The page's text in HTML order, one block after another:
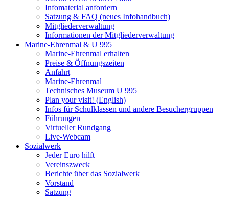
Infomaterial anfordern
Satzung & FAQ (neues Infohandbuch)
Mitgliederverwaltung
Informationen der Mitgliederverwaltung
Marine-Ehrenmal & U 995
Marine-Ehrenmal erhalten
Preise & Öffnungszeiten
Anfahrt
Marine-Ehrenmal
Technisches Museum U 995
Plan your visit! (English)
Infos für Schulklassen und andere Besuchergruppen
Führungen
Virtueller Rundgang
Live-Webcam
Sozialwerk
Jeder Euro hilft
Vereinszweck
Berichte über das Sozialwerk
Vorstand
Satzung